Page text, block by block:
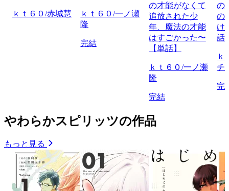
ｋｔ６０/赤城慧
ｋｔ６０/一ノ瀬
隆
完結
の才能がなくて
追放された少
年、魔法の才能
はすごかった〜
【単話】
ｋｔ６０/一ノ瀬
隆
完結
の
の
け
話
ｋ
チ
完
やわらかスピリッツの作品
もっと見る